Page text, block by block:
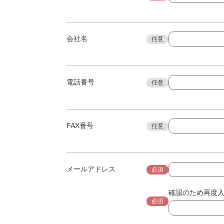
会社名 任意
電話番号 任意
FAX番号 任意
メールアドレス 必須
必須
確認のため再度